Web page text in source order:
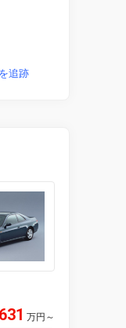
追跡
631 万円 ～